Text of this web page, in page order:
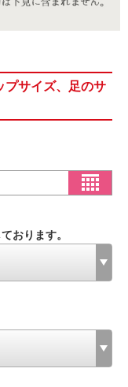
プサイズ、足のサ
おります。